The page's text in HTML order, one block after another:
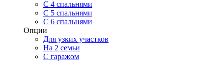
С 4 спальнями
С 5 спальнями
С 6 спальнями
Опции
Для узких участков
На 2 семьи
С гаражом